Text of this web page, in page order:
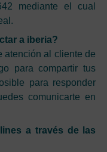
mediante el cual
a iberia?
atención al cliente de
para compartir tus
para responder
comunicarte en
a través de las